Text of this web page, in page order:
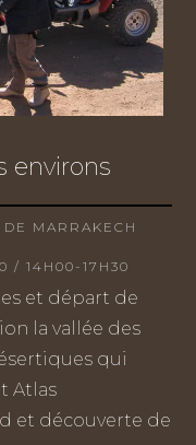
environs
MARRAKECH
/ 14H00-17H30
et départ de
la vallée des
qui
Atlas
et découverte de